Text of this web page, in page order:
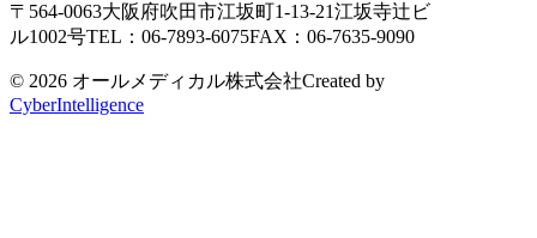
〒564-0063大阪府吹田市江坂町1-13-21江坂寺辻ビ
ル1002号TEL：06-7893-6075FAX：06-7635-9090
© 2026 オールメディカル株式会社Created by
CyberIntelligence